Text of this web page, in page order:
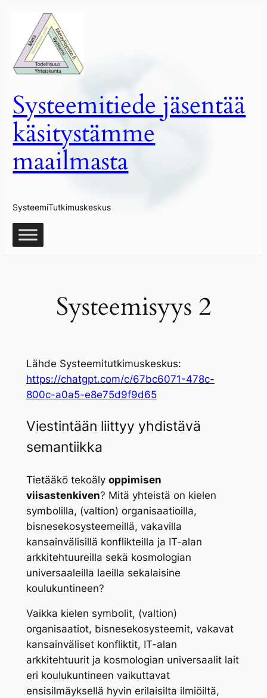
sisältöön
Systeemitiede jäsentää
käsitystämme
maailmasta
SysteemiTutkimuskeskus
Systeemisyys 2
Lähde Systeemitutkimuskeskus:
https://chatgpt.com/c/67bc6071-478c-
800c-a0a5-e8e75d9f9d65
Viestintään liittyy yhdistävä
semantiikka
Tietääkö tekoäly oppimisen
viisastenkiven? Mitä yhteistä on kielen
symbolilla, (valtion) organisaatioilla,
bisnesekosysteemeillä, vakavilla
kansainvälisillä konflikteilla ja IT-alan
arkkitehtuureilla sekä kosmologian
universaaleilla laeilla sekalaisine
koulukuntineen?
Vaikka kielen symbolit, (valtion)
organisaatiot, bisnesekosysteemit, vakavat
kansainväliset konfliktit, IT-alan
arkkitehtuurit ja kosmologian universaalit lait
eri koulukuntineen vaikuttavat
ensisilmäyksellä hyvin erilaisilta ilmiöiltä,